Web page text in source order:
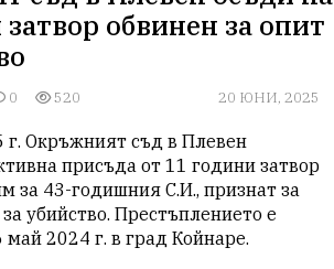
обвинен за опит
0 520 20 ЮНИ, 2025
Окръжният съд в Плевен
присъда от 11 години затвор
за 43-годишния С.И., признат за
убийство. Престъплението е
2024 г. в град Койнаре.